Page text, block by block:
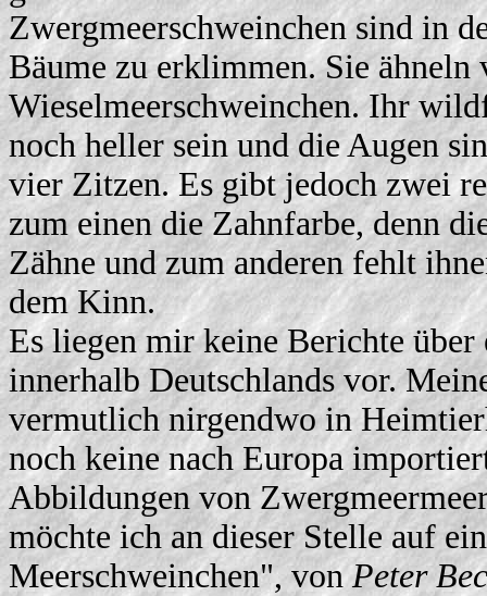
Zwergmeerschweinchen sind in
Bäume zu erklimmen. Sie ähneln
Wieselmeerschweinchen. Ihr
noch heller sein und die Augen
vier Zitzen. Es gibt jedoch zwei
zum einen die Zahnfarbe, denn
Zähne und zum anderen fehlt
dem Kinn.
Es liegen mir keine Berichte
innerhalb Deutschlands vor.
vermutlich nirgendwo in
noch keine nach Europa
Abbildungen von
möchte ich an dieser Stelle auf
Meerschweinchen", vonPeter